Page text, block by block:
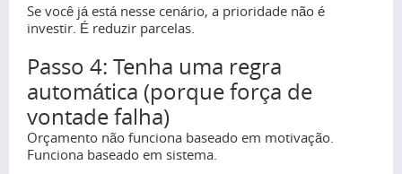
Se você já está nesse cenário, a prioridade não é
investir. É reduzir parcelas.
Passo 4: Tenha uma regra
automática (porque força de
vontade falha)
Orçamento não funciona baseado em motivação.
Funciona baseado em sistema.